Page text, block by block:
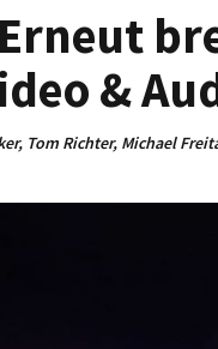
&
Tom Richter, Michael